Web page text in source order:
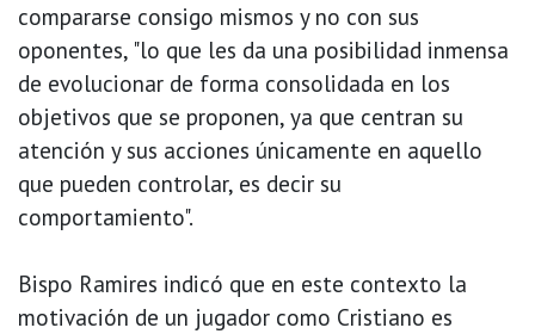
compararse consigo mismos y no con sus
oponentes, "lo que les da una posibilidad inmensa
de evolucionar de forma consolidada en los
objetivos que se proponen, ya que centran su
atención y sus acciones únicamente en aquello
que pueden controlar, es decir su
comportamiento".
Bispo Ramires indicó que en este contexto la
motivación de un jugador como Cristiano es